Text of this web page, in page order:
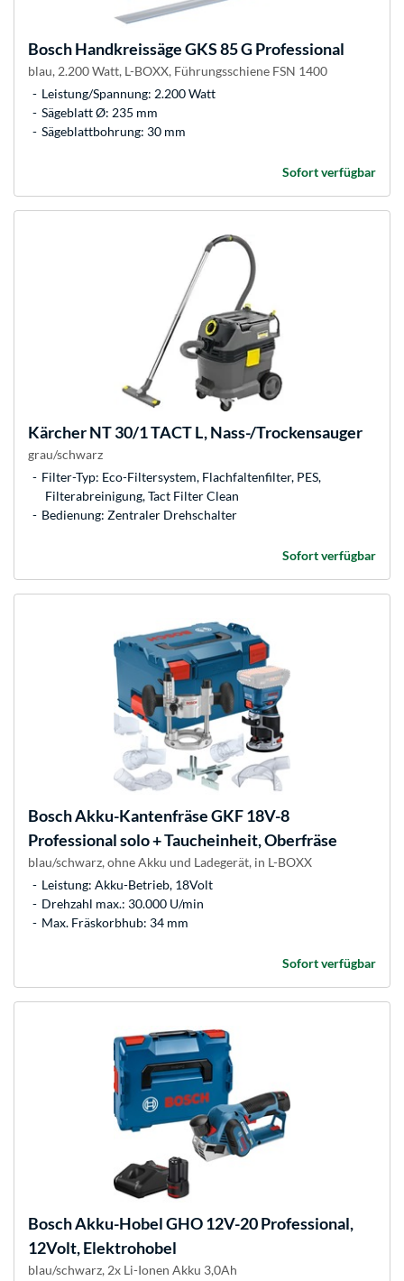
BoschHandkreissäge GKS 85 G Professional
blau, 2.200 Watt, L-BOXX, Führungsschiene FSN 1400
Leistung/Spannung: 2.200 Watt
Sägeblatt Ø: 235 mm
Sägeblattbohrung: 30 mm
Sofort verfügbar
KärcherNT 30/1 TACT L, Nass-/Trockensauger
grau/schwarz
Filter-Typ: Eco-Filtersystem, Flachfaltenfilter, PES,
Filterabreinigung, Tact Filter Clean
Bedienung: Zentraler Drehschalter
Sofort verfügbar
BoschAkku-Kantenfräse GKF 18V-8
Professional solo + Taucheinheit, Oberfräse
blau/schwarz, ohne Akku und Ladegerät, in L-BOXX
Leistung: Akku-Betrieb, 18Volt
Drehzahl max.: 30.000 U/min
Max. Fräskorbhub: 34 mm
Sofort verfügbar
BoschAkku-Hobel GHO 12V-20 Professional,
12Volt, Elektrohobel
blau/schwarz, 2x Li-Ionen Akku 3,0Ah